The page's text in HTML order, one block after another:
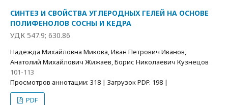
СИНТЕЗ И СВОЙСТВА УГЛЕРОДНЫХ ГЕЛЕЙ НА ОСНОВЕ
ПОЛИФЕНОЛОВ СОСНЫ И КЕДРА
УДК 547.9; 630.86
Надежда Михайловна Микова, Иван Петрович Иванов,
Анатолий Михайлович Жижаев, Борис Николаевич Кузнецов
101-113
Просмотров аннотации: 318 | Загрузок PDF: 198 |
PDF